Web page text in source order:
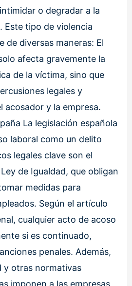
o degradar a la
Este tipo de violencia
de diversas maneras: El
afecta gravemente la
de la víctima, sino que
legales y
acosador y la empresa.
La legislación española
laboral como un delito
legales clave son el
de Igualdad, que obligan
medidas para
Según el artículo
cualquier acto de acoso
si es continuado,
penales. Además,
y otras normativas
imponen a las empresas